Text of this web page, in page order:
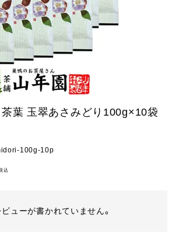
葉 玉翠あさみどり100g×10袋
100g-10p
込
ビューが書かれていません。